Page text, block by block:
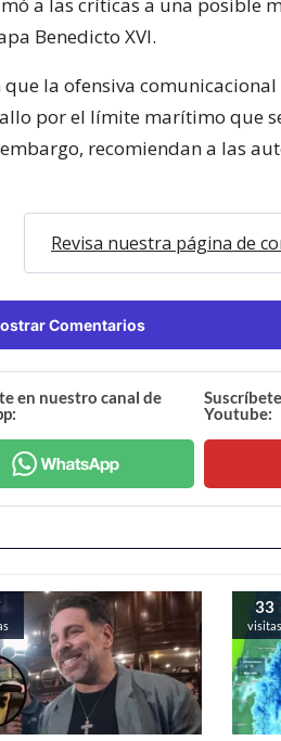
Benedicto XVI.
la ofensiva
por el límite marítimo que
recomiendan a las
Revisa nuestra página de
Comentarios
en nuestro canal de
Youtube:
33
visitas